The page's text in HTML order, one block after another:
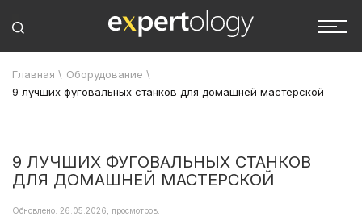
Главная \ Оборудование \
9 лучших фуговальных станков для домашней мастерской
9 ЛУЧШИХ ФУГОВАЛЬНЫХ СТАНКОВ
ДЛЯ ДОМАШНЕЙ МАСТЕРСКОЙ
Обновлено: 26.05.2026, просмотров: